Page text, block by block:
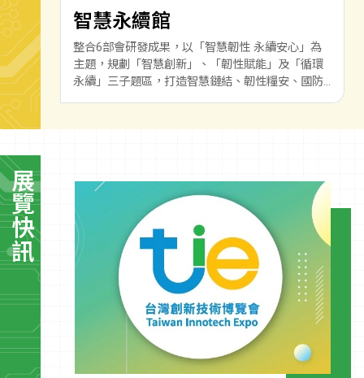
智慧永續館
整合6部會研發成果，以「智慧韌性 永續安心」為
主題，規劃「智慧創新」、「韌性賦能」及「循環
永續」三子題區，打造智慧鏈結、韌性糧安、國防
展覽快訊